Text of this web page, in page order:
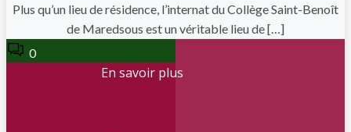
Plus qu’un lieu de résidence, l’internat du Collège Saint-Benoît
de Maredsous est un véritable lieu de […]
0
En savoir plus